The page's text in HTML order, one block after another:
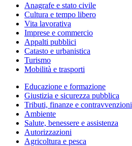
Anagrafe e stato civile
Cultura e tempo libero
Vita lavorativa
Imprese e commercio
Appalti pubblici
Catasto e urbanistica
Turismo
Mobilità e trasporti
Educazione e formazione
Giustizia e sicurezza pubblica
Tributi, finanze e contravvenzioni
Ambiente
Salute, benessere e assistenza
Autorizzazioni
Agricoltura e pesca